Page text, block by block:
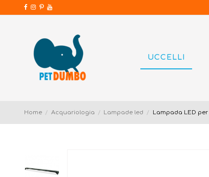
UCCELLI
Home Acquariologia Lampade led Lampada LED per